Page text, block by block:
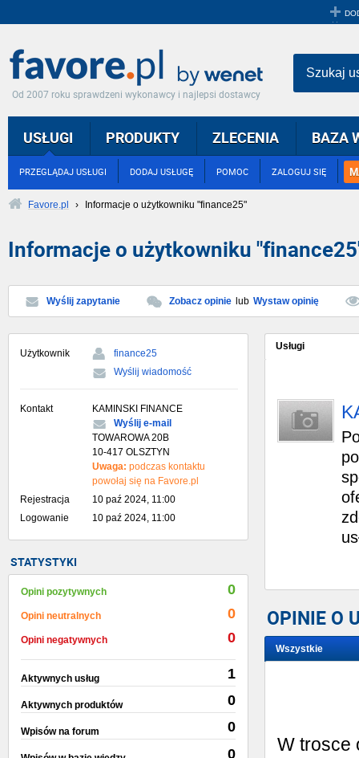
Od 2007 roku sprawdzeni wykonawcy i najlepsi dostawcy
USŁUGI
PRZEGLĄDAJ USŁUGI DODAJ USŁUGĘ POMOC ZALOGUJ SIĘ
PRODUKTY ZLECENIA BAZA
Szukaj
Favore.pl › Informacje o użytkowniku "finance25"
Informacje o użytkowniku
Wyślij zapytanie Zobacz opinie lub Wystaw opinię
Użytkownik
finance25
Wyślij wiadomość
Kontakt
KAMINSKI FINANCE
Wyślij e-mail
TOWAROWA 20B
10-417 OLSZTYN
Uwaga: podczas kontaktu
powołaj się na Favore.pl
Rejestracja
10 paź 2024, 11:00
Logowanie
10 paź 2024, 11:00
STATYSTYKI
Opini pozytywnych 0
Opini neutralnych 0
Opini negatywnych 0
Aktywnych usług 1
Aktywnych produktów 0
Wpisów na forum 0
0
Usługi
OPINIE O
Wszystkie
W trosce